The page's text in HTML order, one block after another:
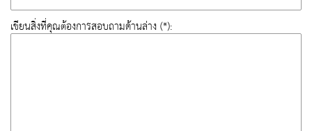
เขียนสิ่งที่คุณต้องการสอบถามด้านล่าง (*):